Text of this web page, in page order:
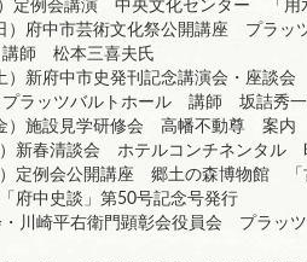
定例会講演 中央文化センター 「用
）府中市芸術文化祭公開講座 プラッ
本三喜夫氏
）新府中市史発刊記念講演会・座談会
ルトホール 講師 坂詰秀一
）施設見学研修会 高幡不動尊 案内
新春清談会 ホテルコンチネンタル
定例会公開講座 郷土の森博物館 「
府中史談」第50号記念号発行
川崎平右衛門顕彰会役員会 プラッ